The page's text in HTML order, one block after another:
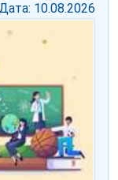
10.08.2026